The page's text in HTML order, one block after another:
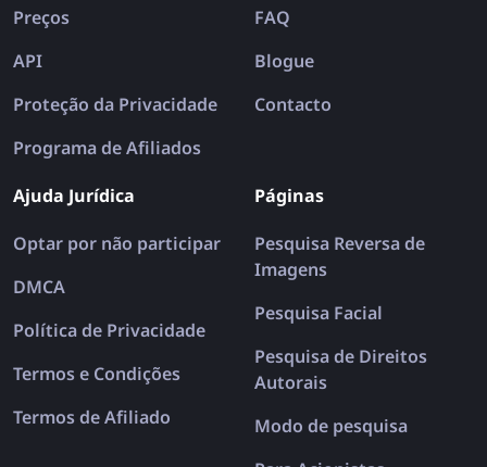
Preços
API
Proteção da Privacidade
Programa de Afiliados
FAQ
Blogue
Contacto
Ajuda Jurídica
Optar por não participar
DMCA
Política de Privacidade
Termos e Condições
Termos de Afiliado
Páginas
Pesquisa Reversa de
Imagens
Pesquisa Facial
Pesquisa de Direitos
Autorais
Modo de pesquisa